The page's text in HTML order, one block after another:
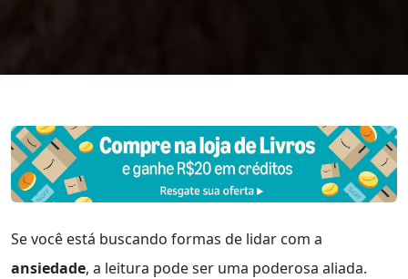
Se você está buscando formas de lidar com a
ansiedade, a leitura pode ser uma poderosa aliada.